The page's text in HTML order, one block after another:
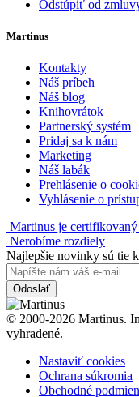
Odstúpiť od
Martinus
Kontakty
Náš príbeh
Náš blog
Knihovrátok
Partnerský systém
Pridaj sa k nám
Marketing
Náš labák
Prehlásenie o
Vyhlásenie o
Martinus je
Nerobíme rozdiely
Najlepšie novinky sú tie
Odoslať
© 2000-2026 Martinus.
vyhradené.
Nastaviť cookies
Ochrana súkromia
Obchodné